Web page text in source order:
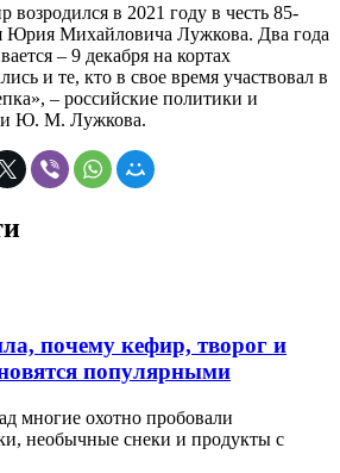
возродился в 2021 году в честь 85-
Юрия Михайловича Лужкова. Два года
– 9 декабря на кортах
и те, кто в свое время участвовал в
– российские политики и
Ю. М. Лужкова.
почему кефир, творог и
популярными
многие охотно пробовали
необычные снеки и продукты с